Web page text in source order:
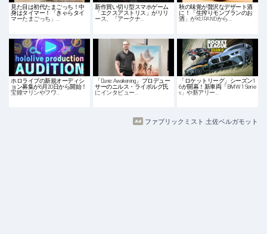
見た目は初代たまごっち！中
身はタイマー！「きゃらタイ
マーたまごっち」…
新作買い切り型スマホゲーム
「エクスアストリス」がリリ
ース、「アークナ…
秋の味覚が贅沢なデザート酒
に！「生搾りモンブランのお
酒」がKURANDから…
ホロライブの新規オーディシ
ョン募集が6月20日から開始！
宝鐘マリンやフワ…
「Dune: Awakening」プロデュー
サーのニルス・ライボルグ氏
にインタビュー…
「ロケットリーグ」シーズン1
6が開幕！新車両「BMW 1 Serie
s」や新アリー…
ファブリックミスト 土佐ベルガモット